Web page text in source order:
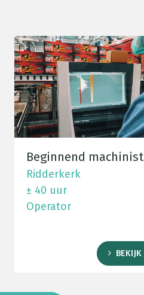
Beginnend machinist
Ridderkerk
± 40 uur
Operator
BEKIJK